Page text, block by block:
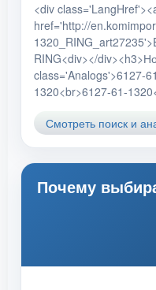
<div
href='http://
RING<div></
class='Analogs'>6127-
1320<br>6127-61-
Смотреть поиск и
Почему